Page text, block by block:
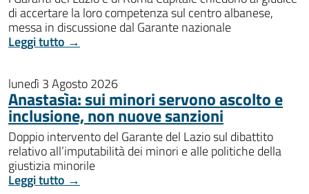
di accertare la loro competenza sul centro albanese,
messa in discussione dal Garante nazionale
Leggi tutto →
lunedì 3 Agosto 2026
Anastasìa: sui minori servono ascolto e
inclusione, non nuove sanzioni
Doppio intervento del Garante del Lazio sul dibattito
relativo all’imputabilità dei minori e alle politiche della
giustizia minorile
Leggi tutto →